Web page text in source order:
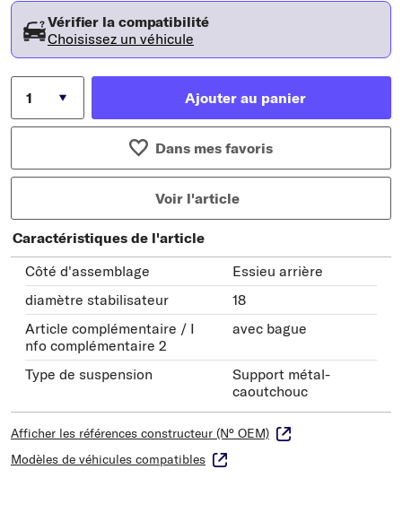
Vérifier la compatibilité
Choisissez un véhicule
Ajouter au panier
Dans mes favoris
Voir l'article
Caractéristiques de l'article
Côté d'assemblage
Essieu arrière
diamètre stabilisateur
18
Article complémentaire / I
nfo complémentaire 2
avec bague
Type de suspension
Support métal-
caoutchouc
Afficher les références constructeur (N° OEM)
Modèles de véhicules compatibles